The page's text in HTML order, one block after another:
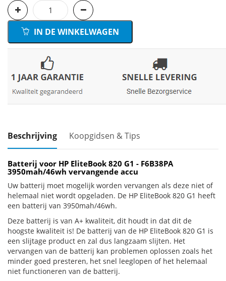
IN DE WINKELWAGEN
Beschrijving Koopgidsen & Tips
Batterij voor HP EliteBook 820 G1 - F6B38PA
3950mah/46wh vervangende accu
Uw batterij moet mogelijk worden vervangen als deze niet of
helemaal niet wordt opgeladen. De HP EliteBook 820 G1 heeft
een batterij van 3950mah/46wh.
Deze batterij is van A+ kwaliteit, dit houdt in dat dit de
hoogste kwaliteit is! De batterij van de HP EliteBook 820 G1 is
een slijtage product en zal dus langzaam slijten. Het
vervangen van de batterij kan problemen oplossen zoals het
minder goed presteren, het snel leeglopen of het helemaal
niet functioneren van de batterij.